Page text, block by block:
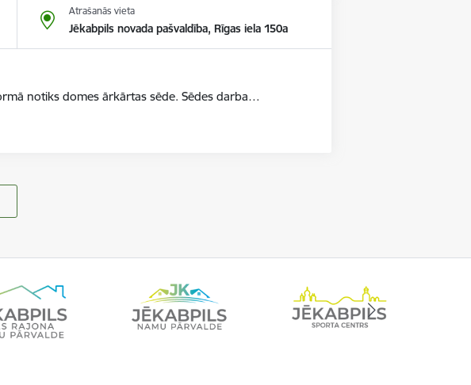
Atrašanās vieta
Jēkabpils novada pašvaldība, Rīgas iela 150a
notiks domes ārkārtas sēde. Sēdes darba…